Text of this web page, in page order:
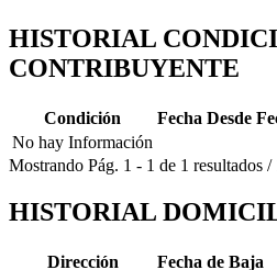
HISTORIAL
CONTRIBUYENTE
Condición Fecha Desde
No hay Información
Mostrando Pág. 1 - 1 de 1 resultados /
HISTORIAL
Dirección
Fecha de Baja